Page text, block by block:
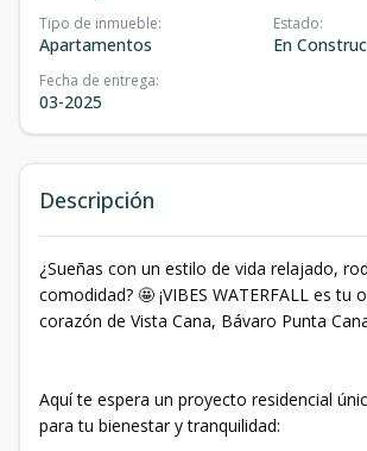
Tipo de inmueble:
Apartamentos
Estado:
En
Fecha de entrega:
03-2025
Descripción
¿Sueñas con un estilo de vida relajado,
comodidad? 🤩 ¡VIBES WATERFALL es tu
corazón de Vista Cana, Bávaro Punta
Aquí te espera un proyecto residencial
para tu bienestar y tranquilidad: